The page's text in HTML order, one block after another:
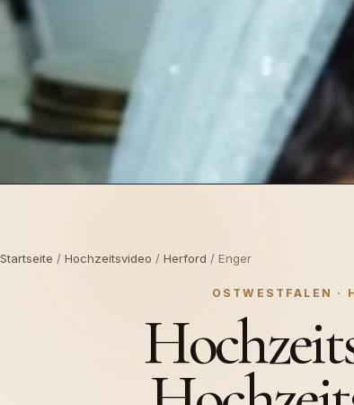
Startseite / Hochzeitsvideo / Herford / Enger
OSTWESTFALEN ·